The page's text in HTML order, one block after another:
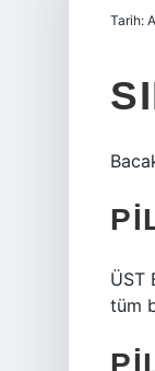
Tarih:
ÜST
tüm